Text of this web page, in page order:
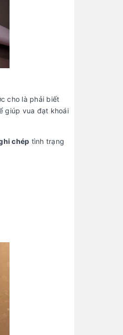
cho là phải biết
giúp vua đạt khoái
chép tình trạng